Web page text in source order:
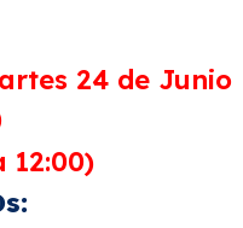
24 de Junio
12:00)